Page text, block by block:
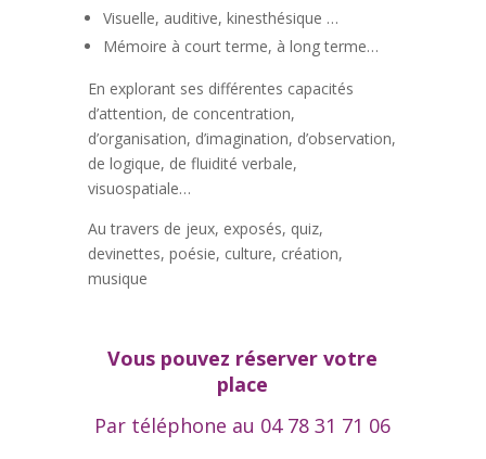
Visuelle, auditive, kinesthésique …
Mémoire à court terme, à long terme…
En explorant ses différentes capacités
d’attention, de concentration,
d’organisation, d’imagination, d’observation,
de logique, de fluidité verbale,
visuospatiale…
Au travers de jeux, exposés, quiz,
devinettes, poésie, culture, création,
musique
Vous pouvez réserver votre
place
Par téléphone au 04 78 31 71 06